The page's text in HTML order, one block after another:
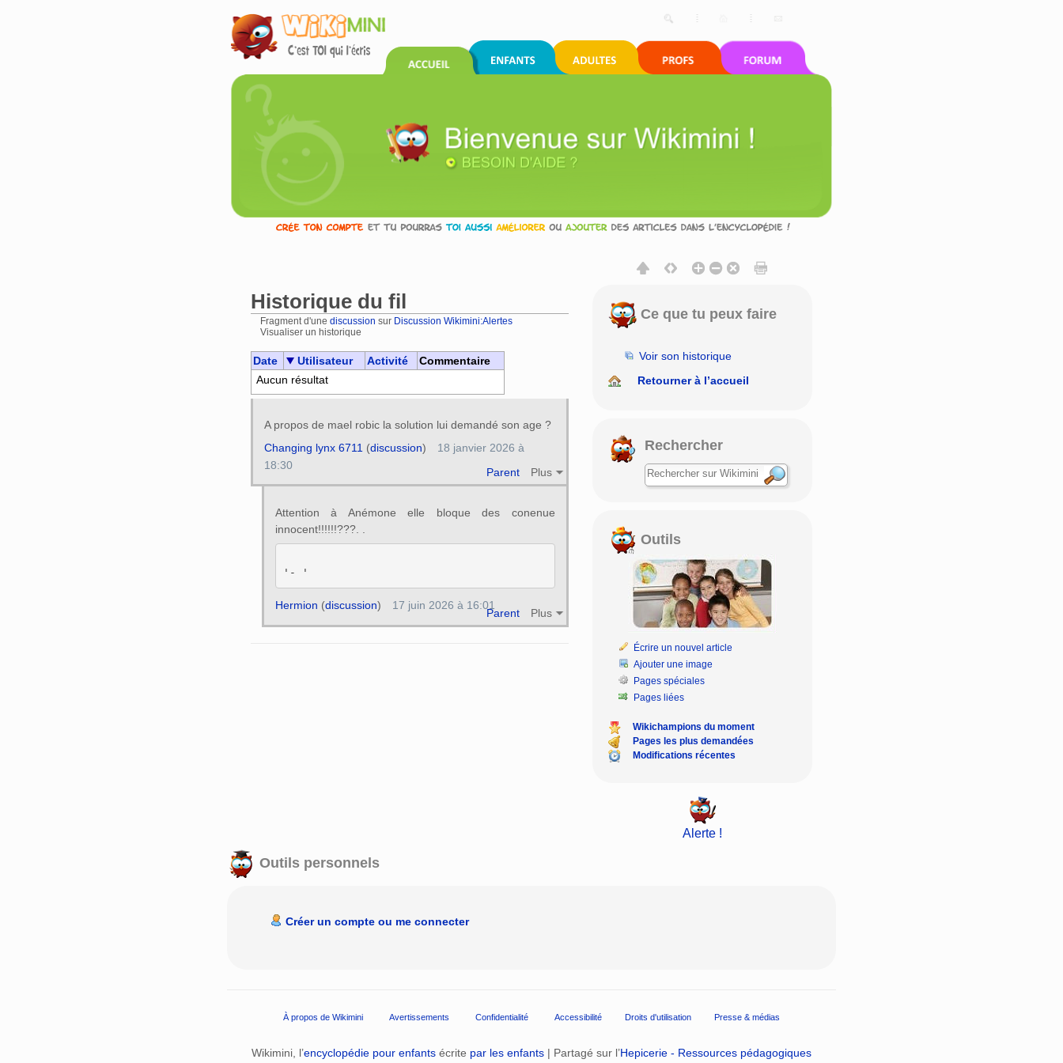
Historique du fil
Fragment d'une discussion sur Discussion Wikimini:Alertes
Visualiser un historique
Date
Utilisateur Activité
Commentaire
Aucun résultat
A propos de mael robic la solution lui demandé son age ?
Parent Plus
Changing lynx 6711 (discussion)
18 janvier 2026 à
18:30
Attention à Anémone elle bloque des conenue
innocent!!!!!!???. .
Parent Plus
Hermion (discussion) 17 juin 2026 à 16:01
Ce que tu peux faire
Voir son historique
Retourner à l’accueil
Rechercher
Outils
Écrire un nouvel article
Ajouter une image
Pages spéciales
Pages liées
Wikichampions du moment
Pages les plus demandées
Modifications récentes
Alerte !
Outils personnels
Créer un compte ou me connecter
À propos de Wikimini Avertissements Confidentialité Accessibilité Droits d'utilisation Presse & médias
Wikimini, l’encyclopédie pour enfants écrite par les enfants | Partagé sur l’Hepicerie - Ressources pédagogiques